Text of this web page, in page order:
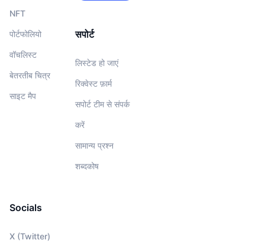
NFT
पोर्टफोलियो
वॉचलिस्‍ट
बेतरतीब चित्र
साइट मैप
सपोर्ट
लिस्टेड हो जाएं
रिक्वेस्ट फ़ार्म
सपोर्ट टीम से संपर्क
करें
सामान्य प्रश्न
शब्दकोष
Socials
X (Twitter)